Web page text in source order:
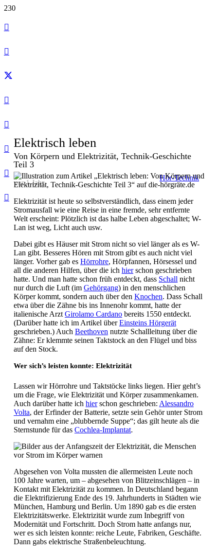
Elektrisch leben
Von Körpern und Elektrizität, Technik-Geschichte
Teil 3
vor 1 Jahr
Hör-Technik
Elektrizität ist heute so selbstverständlich, dass einem jeder
Stromausfall wie eine Reise in eine fremde, sehr entfernte
Welt erscheint: Plötzlich ist das halbe Leben abgeschaltet; W-
Lan ist weg, Licht auch usw.
Dabei gibt es Häuser mit Strom nicht so viel länger als es W-
Lan gibt. Besseres Hören mit Strom gibt es auch nicht viel
länger. Vorher gab es Hörrohre, Hörpfannen, Hörsessel und
all die anderen Hilfen, über die ich hierschon geschrieben
hatte. Und man hatte schon früh entdeckt, dass Schall nicht
nur durch die Luft (im Gehörgang) in den menschlichen
Körper kommt, sondern auch über den Knochen. Dass Schall
etwa über die Zähne bis ins Innenohr kommt, hatte der
italienische Arzt Girolamo Cardano bereits 1550 entdeckt.
(Darüber hatte ich im Artikel überEinsteins Hörgerät
geschrieben.) Auch Beethoven nutzte Schallleitung über die
Zähne: Er klemmte seinen Taktstock an den Flügel und biss
auf den Stock.
Wer sich’s leisten konnte: Elektrizität
Lassen wir Hörrohre und Taktstöcke links liegen. Hier geht’s
um die Frage, wie Elektrizität und Körper zusammenkamen.
Auch darüber hatte ich hierschon geschrieben: Alessandro
Volta, der Erfinder der Batterie, setzte sein Gehör unter Strom
und vernahm eine „blubbernde Suppe“; das gilt heute als die
Sternstunde für das Cochlea-Implantat.
Abgesehen von Volta mussten die allermeisten Leute noch
100 Jahre warten, um – abgesehen von Blitzeinschlägen – in
Kontakt mit Elektrizität zu kommen. In Deutschland begann
die Elektrifizierung Ende des 19. Jahrhunderts in Städten wie
München, Hamburg und Berlin. Um 1890 gab es die ersten
Elektrizitätswerke. Elektrizität wurde zum Inbegriff von
Modernität und Fortschritt. Doch Strom hatte anfangs nur,
wer es sich leisten konnte: reiche Leute, Fabriken, Geschäfte.
Dann gabs elektrische Straßenbeleuchtung.